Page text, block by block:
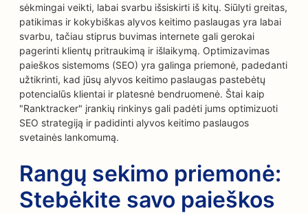
sėkmingai veikti, labai svarbu išsiskirti iš kitų. Siūlyti greitas,
patikimas ir kokybiškas alyvos keitimo paslaugas yra labai
svarbu, tačiau stiprus buvimas internete gali gerokai
pagerinti klientų pritraukimą ir išlaikymą. Optimizavimas
paieškos sistemoms (SEO) yra galinga priemonė, padedanti
užtikrinti, kad jūsų alyvos keitimo paslaugas pastebėtų
potencialūs klientai ir platesnė bendruomenė. Štai kaip
"Ranktracker" įrankių rinkinys gali padėti jums optimizuoti
SEO strategiją ir padidinti alyvos keitimo paslaugos
svetainės lankomumą.
Rangų sekimo priemonė:
Stebėkite savo paieškos